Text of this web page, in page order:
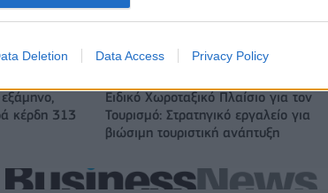
Deletion Data Access Privacy Policy
BC: «Στόχος μας στις ακαδημίες να εξελίσσονται οι
κέρδη 313
Ειδικό Χωροταξικό Πλαίσιο για τον
Τουρισμό: Στρατηγικό εργαλείο για
βιώσιμη τουριστική ανάπτυξη